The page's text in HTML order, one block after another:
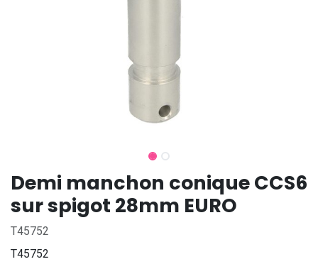
Demi manchon conique CCS6
sur spigot 28mm EURO
T45752
T45752